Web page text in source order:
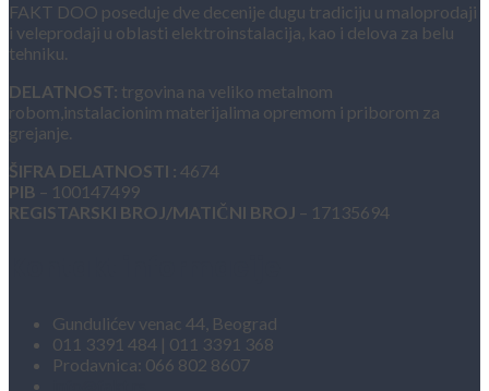
FAKT DOO poseduje dve decenije dugu tradiciju u maloprodaji
i veleprodaji u oblasti elektroinstalacija, kao i delova za belu
tehniku.
DELATNOST: trgovina na veliko metalnom
robom,instalacionim materijalima opremom i priborom za
grejanje.
ŠIFRA DELATNOSTI : 4674
PIB – 100147499
REGISTARSKI BROJ/MATIČNI BROJ – 17135694
Gundulićev venac 44, Beograd
011 3391 484 | 011 3391 368
Prodavnica: 066 802 8607